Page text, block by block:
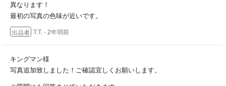
異なります！
最初の写真の色味が近いです。
出品者 T.T. - 2年弱前
キングマン様
写真追加致しました！ご確認宜しくお願いします。